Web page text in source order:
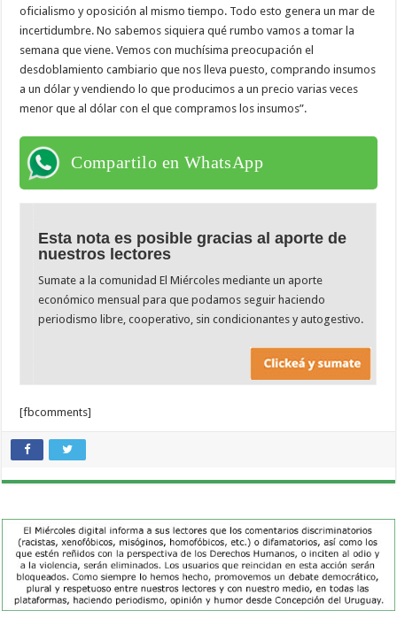
oficialismo y oposición al mismo tiempo. Todo esto genera un mar de
incertidumbre. No sabemos siquiera qué rumbo vamos a tomar la
semana que viene. Vemos con muchísima preocupación el
desdoblamiento cambiario que nos lleva puesto, comprando insumos
a un dólar y vendiendo lo que producimos a un precio varias veces
menor que al dólar con el que compramos los insumos”.
Compartilo en WhatsApp
Esta nota es posible gracias al aporte de
nuestros lectores
Sumate a la comunidad El Miércoles mediante un aporte
económico mensual para que podamos seguir haciendo
periodismo libre, cooperativo, sin condicionantes y autogestivo.
[fbcomments]